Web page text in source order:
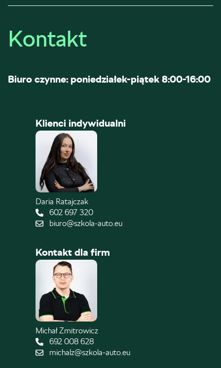
Kontakt
Biuro czynne: poniedziałek-piątek 8:00-16:00
Klienci indywidualni
Daria Ratajczak
602 697 320
biuro@szkola-auto.eu
Kontakt dla firm
Michał Zmitrowicz
692 008 628
michalz@szkola-auto.eu